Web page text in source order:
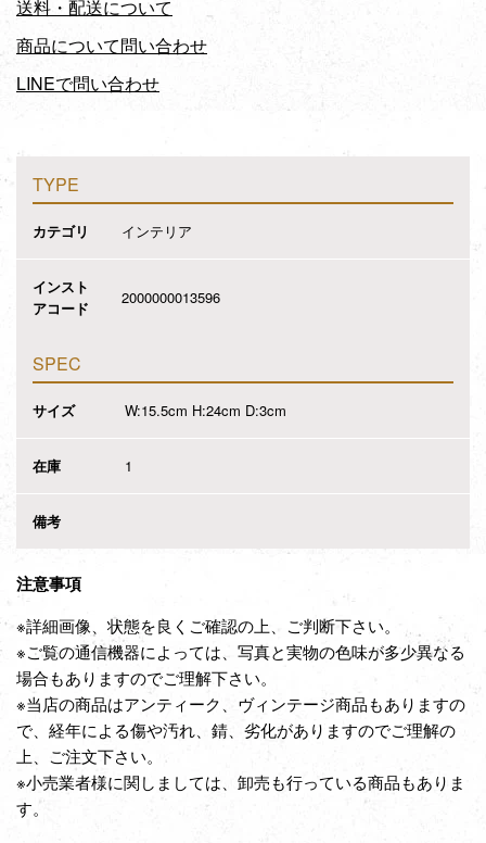
送料・配送について
商品について問い合わせ
LINEで問い合わせ
TYPE
カテゴリ インテリア
インスト
アコード
2000000013596
SPEC
サイズ W:15.5cm H:24cm D:3cm
在庫 1
備考
注意事項
※詳細画像、状態を良くご確認の上、ご判断下さい。
※ご覧の通信機器によっては、写真と実物の色味が多少異なる
場合もありますのでご理解下さい。
※当店の商品はアンティーク、ヴィンテージ商品もありますの
で、経年による傷や汚れ、錆、劣化がありますのでご理解の
上、ご注文下さい。
※小売業者様に関しましては、卸売も行っている商品もありま
す。